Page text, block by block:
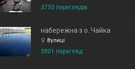
3730 переглядів
набережна з о. Чайка
Вулиці
3801 перегляд